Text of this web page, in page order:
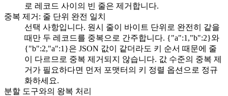
로 레코드 사이의 빈 줄은 제거합니다.
중복 제거: 줄 단위 완전 일치
선택 사항입니다. 원시 줄이 바이트 단위로 완전히 같을
때만 두 레코드를 중복으로 간주합니다. {"a":1,"b":2}와
{"b":2,"a":1}은 JSON 값이 같더라도 키 순서 때문에 줄
이 다르므로 중복 제거되지 않습니다. 값 수준의 중복 제
거가 필요하다면 먼저 포맷터의 키 정렬 옵션으로 정규
화하세요.
분할 도구와의 왕복 처리